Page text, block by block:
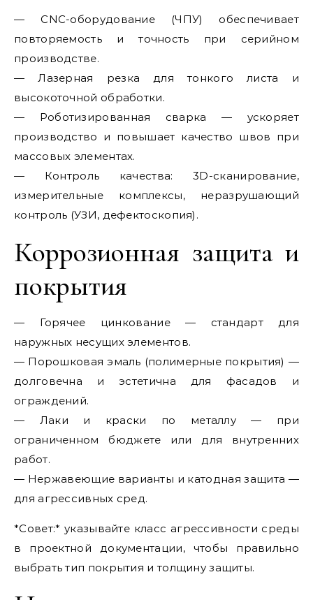
— CNC-оборудование (ЧПУ) обеспечивает
повторяемость и точность при серийном
производстве.
— Лазерная резка для тонкого листа и
высокоточной обработки.
— Роботизированная сварка — ускоряет
производство и повышает качество швов при
массовых элементах.
— Контроль качества: 3D-сканирование,
измерительные комплексы, неразрушающий
контроль (УЗИ, дефектоскопия).
Коррозионная защита и
покрытия
— Горячее цинкование — стандарт для
наружных несущих элементов.
— Порошковая эмаль (полимерные покрытия) —
долговечна и эстетична для фасадов и
ограждений.
— Лаки и краски по металлу — при
ограниченном бюджете или для внутренних
работ.
— Нержавеющие варианты и катодная защита —
для агрессивных сред.
*Совет:* указывайте класс агрессивности среды
в проектной документации, чтобы правильно
выбрать тип покрытия и толщину защиты.